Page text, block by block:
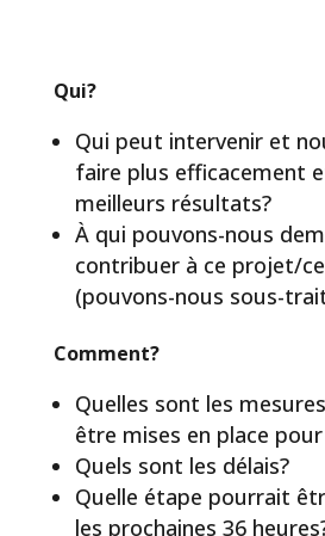
Qui?
Qui peut intervenir et
faire plus efficacement
meilleurs résultats?
À qui pouvons-nous
contribuer à ce projet/
(pouvons-nous sous-
Comment?
Quelles sont les
être mises en place
Quels sont les délais?
Quelle étape pourrait
les prochaines 36